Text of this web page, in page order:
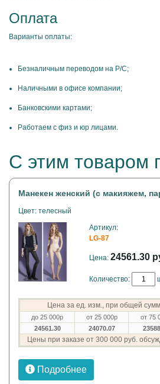
Оплата
Варианты оплаты:
Безналичным переводом на Р/С;
Наличными в офисе компании;
Банковскими картами;
Работаем с физ и юр лицами.
С этим товаром
Манекен женский (с макияжем,
Цвет: телесный
Артикул:
LG-87
Цена: 24561.30
Количество:
Цена за ед. изм., при общей
до 25 000р от 25 000р от 75
24561.30
24070.07
Цены при заказе от 300 000 руб.
Подробнее